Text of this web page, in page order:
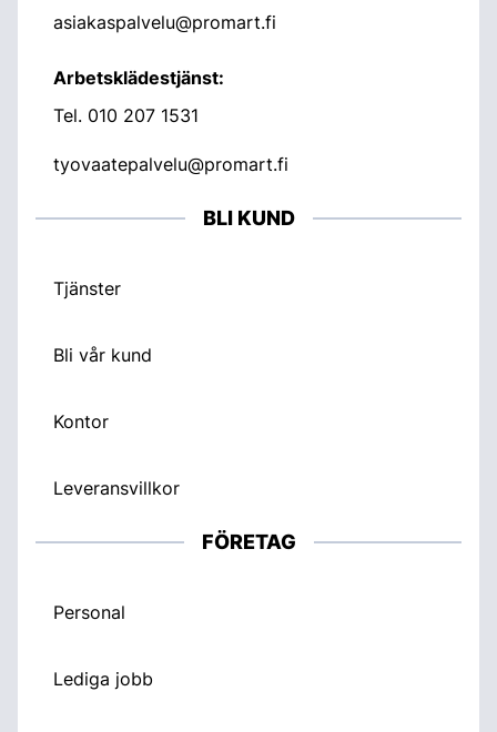
asiakaspalvelu@promart.fi
Arbetsklädestjänst:
Tel. 010 207 1531
tyovaatepalvelu@promart.fi
BLI KUND
Tjänster
Bli vår kund
Kontor
Leveransvillkor
FÖRETAG
Personal
Lediga jobb